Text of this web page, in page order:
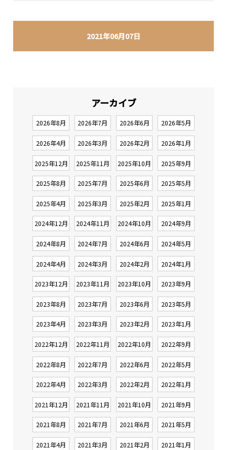
2021年06月07日
アーカイブ
2026年8月 2026年7月 2026年6月 2026年5月
2026年4月 2026年3月 2026年2月 2026年1月
2025年12月 2025年11月 2025年10月 2025年9月
2025年8月 2025年7月 2025年6月 2025年5月
2025年4月 2025年3月 2025年2月 2025年1月
2024年12月 2024年11月 2024年10月 2024年9月
2024年8月 2024年7月 2024年6月 2024年5月
2024年4月 2024年3月 2024年2月 2024年1月
2023年12月 2023年11月 2023年10月 2023年9月
2023年8月 2023年7月 2023年6月 2023年5月
2023年4月 2023年3月 2023年2月 2023年1月
2022年12月 2022年11月 2022年10月 2022年9月
2022年8月 2022年7月 2022年6月 2022年5月
2022年4月 2022年3月 2022年2月 2022年1月
2021年12月 2021年11月 2021年10月 2021年9月
2021年8月 2021年7月 2021年6月 2021年5月
2021年4月 2021年3月 2021年2月 2021年1月